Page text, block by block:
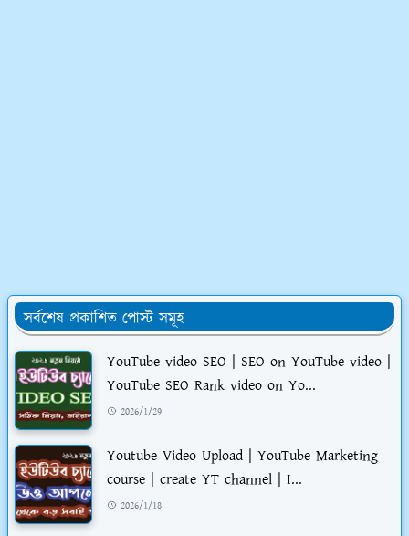
সর্বশেষ প্রকাশিত পোস্ট সমূহ
YouTube video SEO | SEO on YouTube video |
YouTube SEO Rank video on Yo...
2026/1/29
Youtube Video Upload | YouTube Marketing
course | create YT channel | I...
2026/1/18